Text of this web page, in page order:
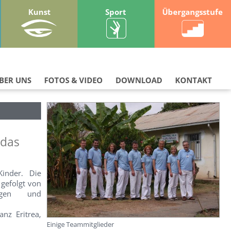
Kunst Sport Übergangsstufe
KONTAKT
DOWNLOAD
FOTOS & VIDEO
UNS
Die
von
und
Eritrea,
Einige Teammitglieder